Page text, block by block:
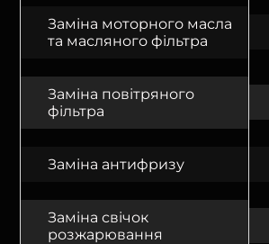
Заміна моторного масла
та масляного фільтра
Заміна повітряного
фільтра
Заміна антифризу
Заміна свічок
розжарювання